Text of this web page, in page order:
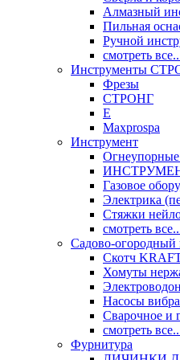
Алмазный
Пильная
Ручной
смотреть
Инструменты
Фрезы
СТРОНГ
Е
Maxprospa
Инструмент
Газовое
Электрика
Стяжки
смотреть
Садово-огородный
Скотч
Хомуты
Насосы
Сварочное и
смотреть
Фурнитура